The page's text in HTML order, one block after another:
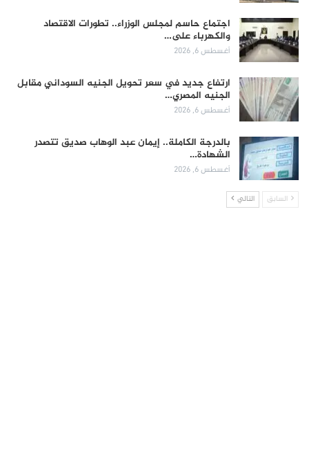
اجتماع حاسم لمجلس الوزراء.. تطورات الاقتصاد
والكهرباء على…
أغسطس 6, 2026
ارتفاع جديد في سعر تحويل الجنيه السوداني مقابل
الجنيه المصري…
أغسطس 6, 2026
بالدرجة الكاملة.. إيمان عبد الوهاب صديق تتصدر
الشهادة…
أغسطس 6, 2026
السابق التالي